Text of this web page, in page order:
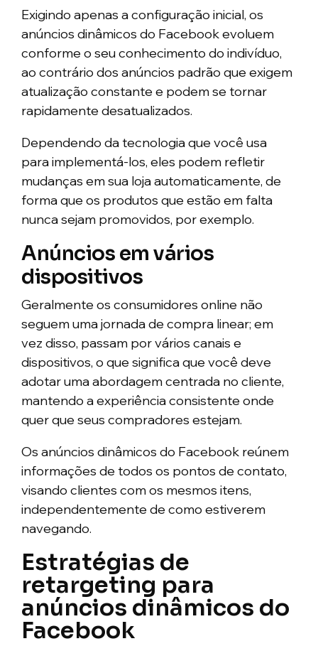
Exigindo apenas a configuração inicial, os
anúncios dinâmicos do Facebook evoluem
conforme o seu conhecimento do indivíduo,
ao contrário dos anúncios padrão que exigem
atualização constante e podem se tornar
rapidamente desatualizados.
Dependendo da tecnologia que você usa
para implementá-los, eles podem refletir
mudanças em sua loja automaticamente, de
forma que os produtos que estão em falta
nunca sejam promovidos, por exemplo.
Anúncios em vários
dispositivos
Geralmente os consumidores online não
seguem uma jornada de compra linear; em
vez disso, passam por vários canais e
dispositivos, o que significa que você deve
adotar uma abordagem centrada no cliente,
mantendo a experiência consistente onde
quer que seus compradores estejam.
Os anúncios dinâmicos do Facebook reúnem
informações de todos os pontos de contato,
visando clientes com os mesmos itens,
independentemente de como estiverem
navegando.
Estratégias de
retargeting para
anúncios dinâmicos do
Facebook